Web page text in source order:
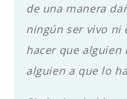
de una manera
ningún ser vivo ni
hacer que alguien
alguien a que lo